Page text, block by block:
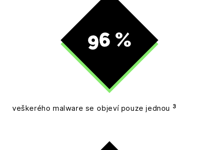
veškerého malware se objeví pouze jednou 3